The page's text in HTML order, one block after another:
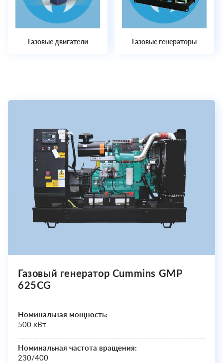
Газовые двигатели Газовые генераторы
Газовый генератор Cummins GMP
625CG
Номинальная мощность:
500 кВт
Номинальная частота вращения:
230/400